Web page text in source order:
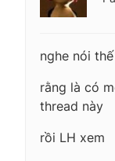
nghe nói
rằng là có
thread này
rồi LH xem